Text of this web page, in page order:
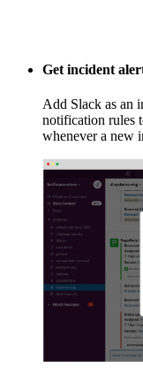
Get incident
Add Slack as an
notification rules
whenever a new